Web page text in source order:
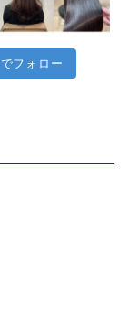
フォロー